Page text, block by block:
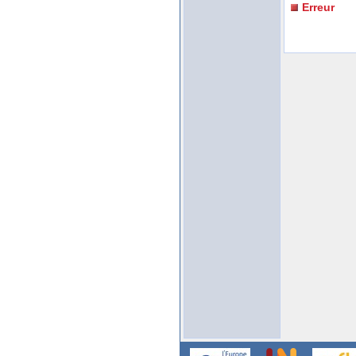
Erreur